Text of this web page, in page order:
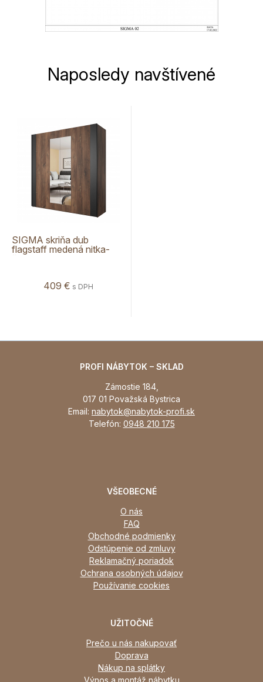
Naposledy navštívené
SIGMA skriňa dub
flagstaff medená nitka-
čierna
409 € s DPH
PROFI NÁBYTOK – SKLAD
Zámostie 184,
017 01 Považská Bystrica
Email: nabytok@nabytok-profi.sk
Telefón: 0948 210 175
VŠEOBECNÉ
O nás
FAQ
Obchodné podmienky
Odstúpenie od zmluvy
Reklamačný poriadok
Ochrana osobných údajov
Používanie cookies
UŽITOČNÉ
Prečo u nás nakupovať
Doprava
Nákup na splátky
Výnos a montáž nábytku